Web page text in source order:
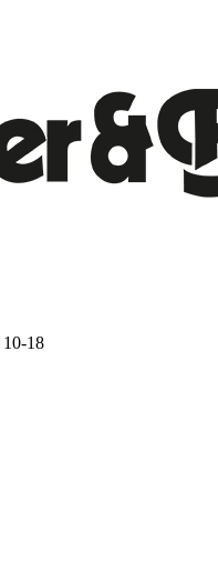
10-18